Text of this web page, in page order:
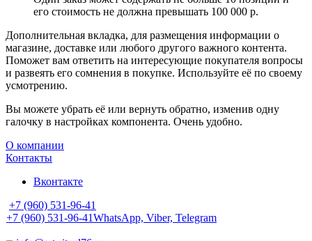
его стоимость не должна превышать 100 000 р.
Дополнительная вкладка, для размещения информации о
магазине, доставке или любого другого важного контента.
Поможет вам ответить на интересующие покупателя вопросы
и развеять его сомнения в покупке. Используйте её по своему
усмотрению.
Вы можете убрать её или вернуть обратно, изменив одну
галочку в настройках компонента. Очень удобно.
О компании
Контакты
Вконтакте
+7 (960) 531-96-41
+7 (960) 531-96-41WhatsApp, Viber, Telegram